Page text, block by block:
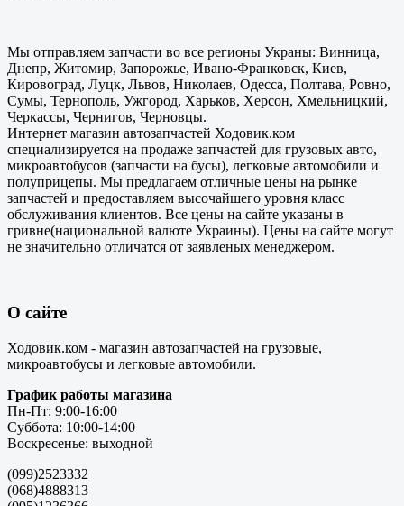
Мы отправляем запчасти во все регионы Украны: Винница,
Днепр, Житомир, Запорожье, Ивано-Франковск, Киев,
Кировоград, Луцк, Львов, Николаев, Одесса, Полтава, Ровно,
Сумы, Тернополь, Ужгород, Харьков, Херсон, Хмельницкий,
Черкассы, Чернигов, Черновцы.
Интернет магазин автозапчастей Ходовик.ком
специализируется на продаже запчастей для грузовых авто,
микроавтобусов (запчасти на бусы), легковые автомобили и
полуприцепы. Мы предлагаем отличные цены на рынке
запчастей и предоставляем высочайшего уровня класс
обслуживания клиентов. Все цены на сайте указаны в
гривне(национальной валюте Украины). Цены на сайте могут
не значительно отличатся от заявленых менеджером.
О сайте
Ходовик.ком - магазин автозапчастей на грузовые,
микроавтобусы и легковые автомобили.
График работы магазина
Пн-Пт: 9:00-16:00
Суббота: 10:00-14:00
Воскресенье: выходной
(099)2523332
(068)4888313